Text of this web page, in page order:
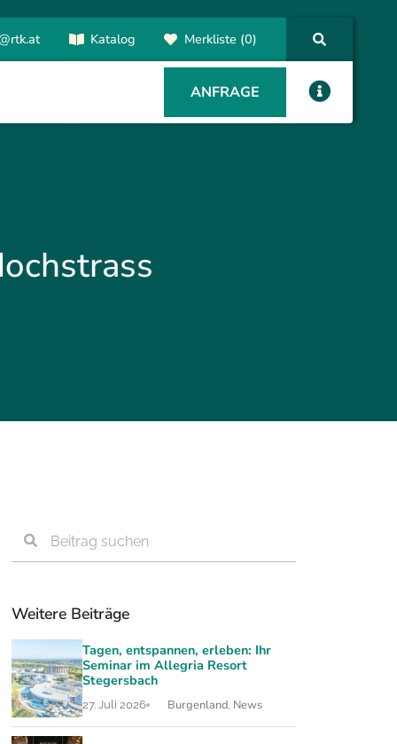
Katalog Merkliste (0)
ANFRAGE
Weitere Beiträge
Tagen, entspannen, erleben: Ihr
Seminar im Allegria Resort
Stegersbach
27. Juli 2026 Burgenland News